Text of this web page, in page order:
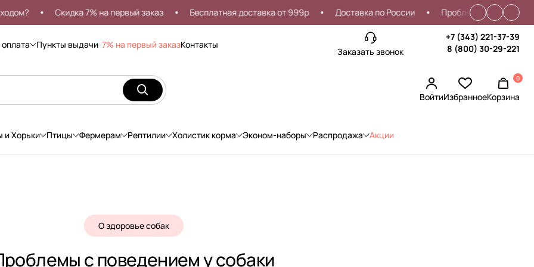
Скидка 7% на первый заказ Бесплатная доставка от 999р Доставка по России Проблемы со входом?
Пункты выдачи-7% на первый заказКонтакты
Заказать звонок
+7 (343) 221-37-39
8 (800) 30-29-221
ВойтиИзбранное
0
Корзина
и Хорьки Птицы Фермерам Рептилии Холистик корма Эконом-наборы Распродажа Акции
О здоровье собак
с поведением у собаки